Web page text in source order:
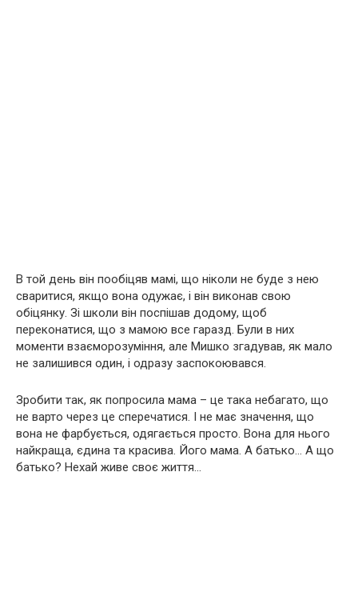
В той день він пообіцяв мамі, що ніколи не буде з нею
сваритися, якщо вона одужає, і він виконав свою
обіцянку. Зі школи він поспішав додому, щоб
переконатися, що з мамою все гаразд. Були в них
моменти взаєморозуміння, але Мишко згадував, як мало
не залишився один, і одразу заспокоювався.
Зробити так, як попросила мама – це така небагато, що
не варто через це сперечатися. І не має значення, що
вона не фарбується, одягається просто. Вона для нього
найкраща, єдина та красива. Його мама. А батько… А що
батько? Нехай живе своє життя…